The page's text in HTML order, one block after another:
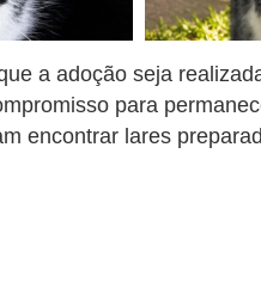
a adoção seja
para
encontrar lares